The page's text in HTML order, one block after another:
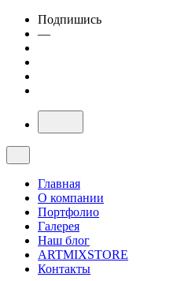
Подпишись
—
Главная
О компании
Портфолио
Галерея
Наш блог
ARTMIXSTORE
Контакты